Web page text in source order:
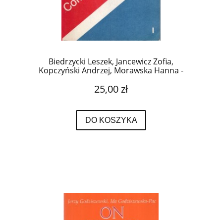
Biedrzycki Leszek, Jancewicz Zofia,
Kopczyński Andrzej, Morawska Hanna -
Communicate in English.
25,00 zł
DO KOSZYKA